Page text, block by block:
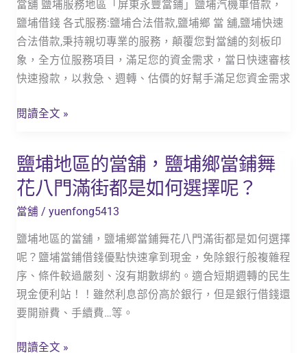
鋪,
找
鹽
埔
合
當
最
安
心
當舖 鹽埔服務地區「屏東永豐當鋪」鹽埔汽機車借款，
鹽埔借錢 各式服務:鹽埔合法借款,鹽埔鄉 當 舖,鹽埔快速
合法借款,秉持親切專業的服務，顛覆您對當舖的刻板印
象，全方位服務項目，滿足您的資金需求，當日快速審核
快速撥款，以救急、週轉、估價的好幫手滿足您資金需求
務
地
區
「永
當
機
車
借
閱讀全文 »
鹽埔地區的當舖，鹽埔鄉當鋪舞
花八門滿街都是如何選擇呢？
當舖 / yuenfong5413
鹽埔地區的當舖，鹽埔鄉當鋪舞花八門滿街都是如何選擇
呢？鹽埔當鋪借錢優點快速拿到現金，免除銀行般複雜程
序、條件較過嚴刻、沒有期數綁約。適合短期週轉的民生
現金便利站！！雖然利息部份高於銀行，但是銀行借錢還
要開辦費、手續費…等。
鹽
埔
地
區
的
當
舖，
鹽
埔
當
閱讀全文 »